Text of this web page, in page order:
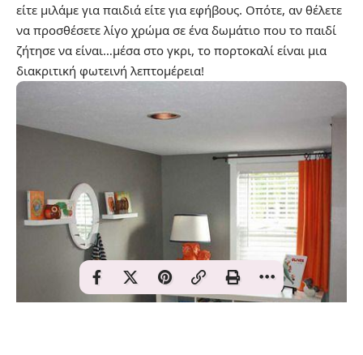
είτε μιλάμε για παιδιά είτε για εφήβους. Οπότε, αν θέλετε
να προσθέσετε λίγο χρώμα σε ένα δωμάτιο που το παιδί
ζήτησε να είναι…μέσα στο γκρι, το πορτοκαλί είναι μια
διακριτική φωτεινή λεπτομέρεια!